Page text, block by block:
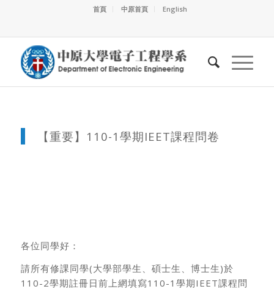
首頁 中原首頁 English
【重要】110-1學期IEET課程問卷
各位同學好：
請所有修課同學(大學部學生、碩士生、博士生)於
110-2學期註冊日前上網填寫110-1學期IEET課程問